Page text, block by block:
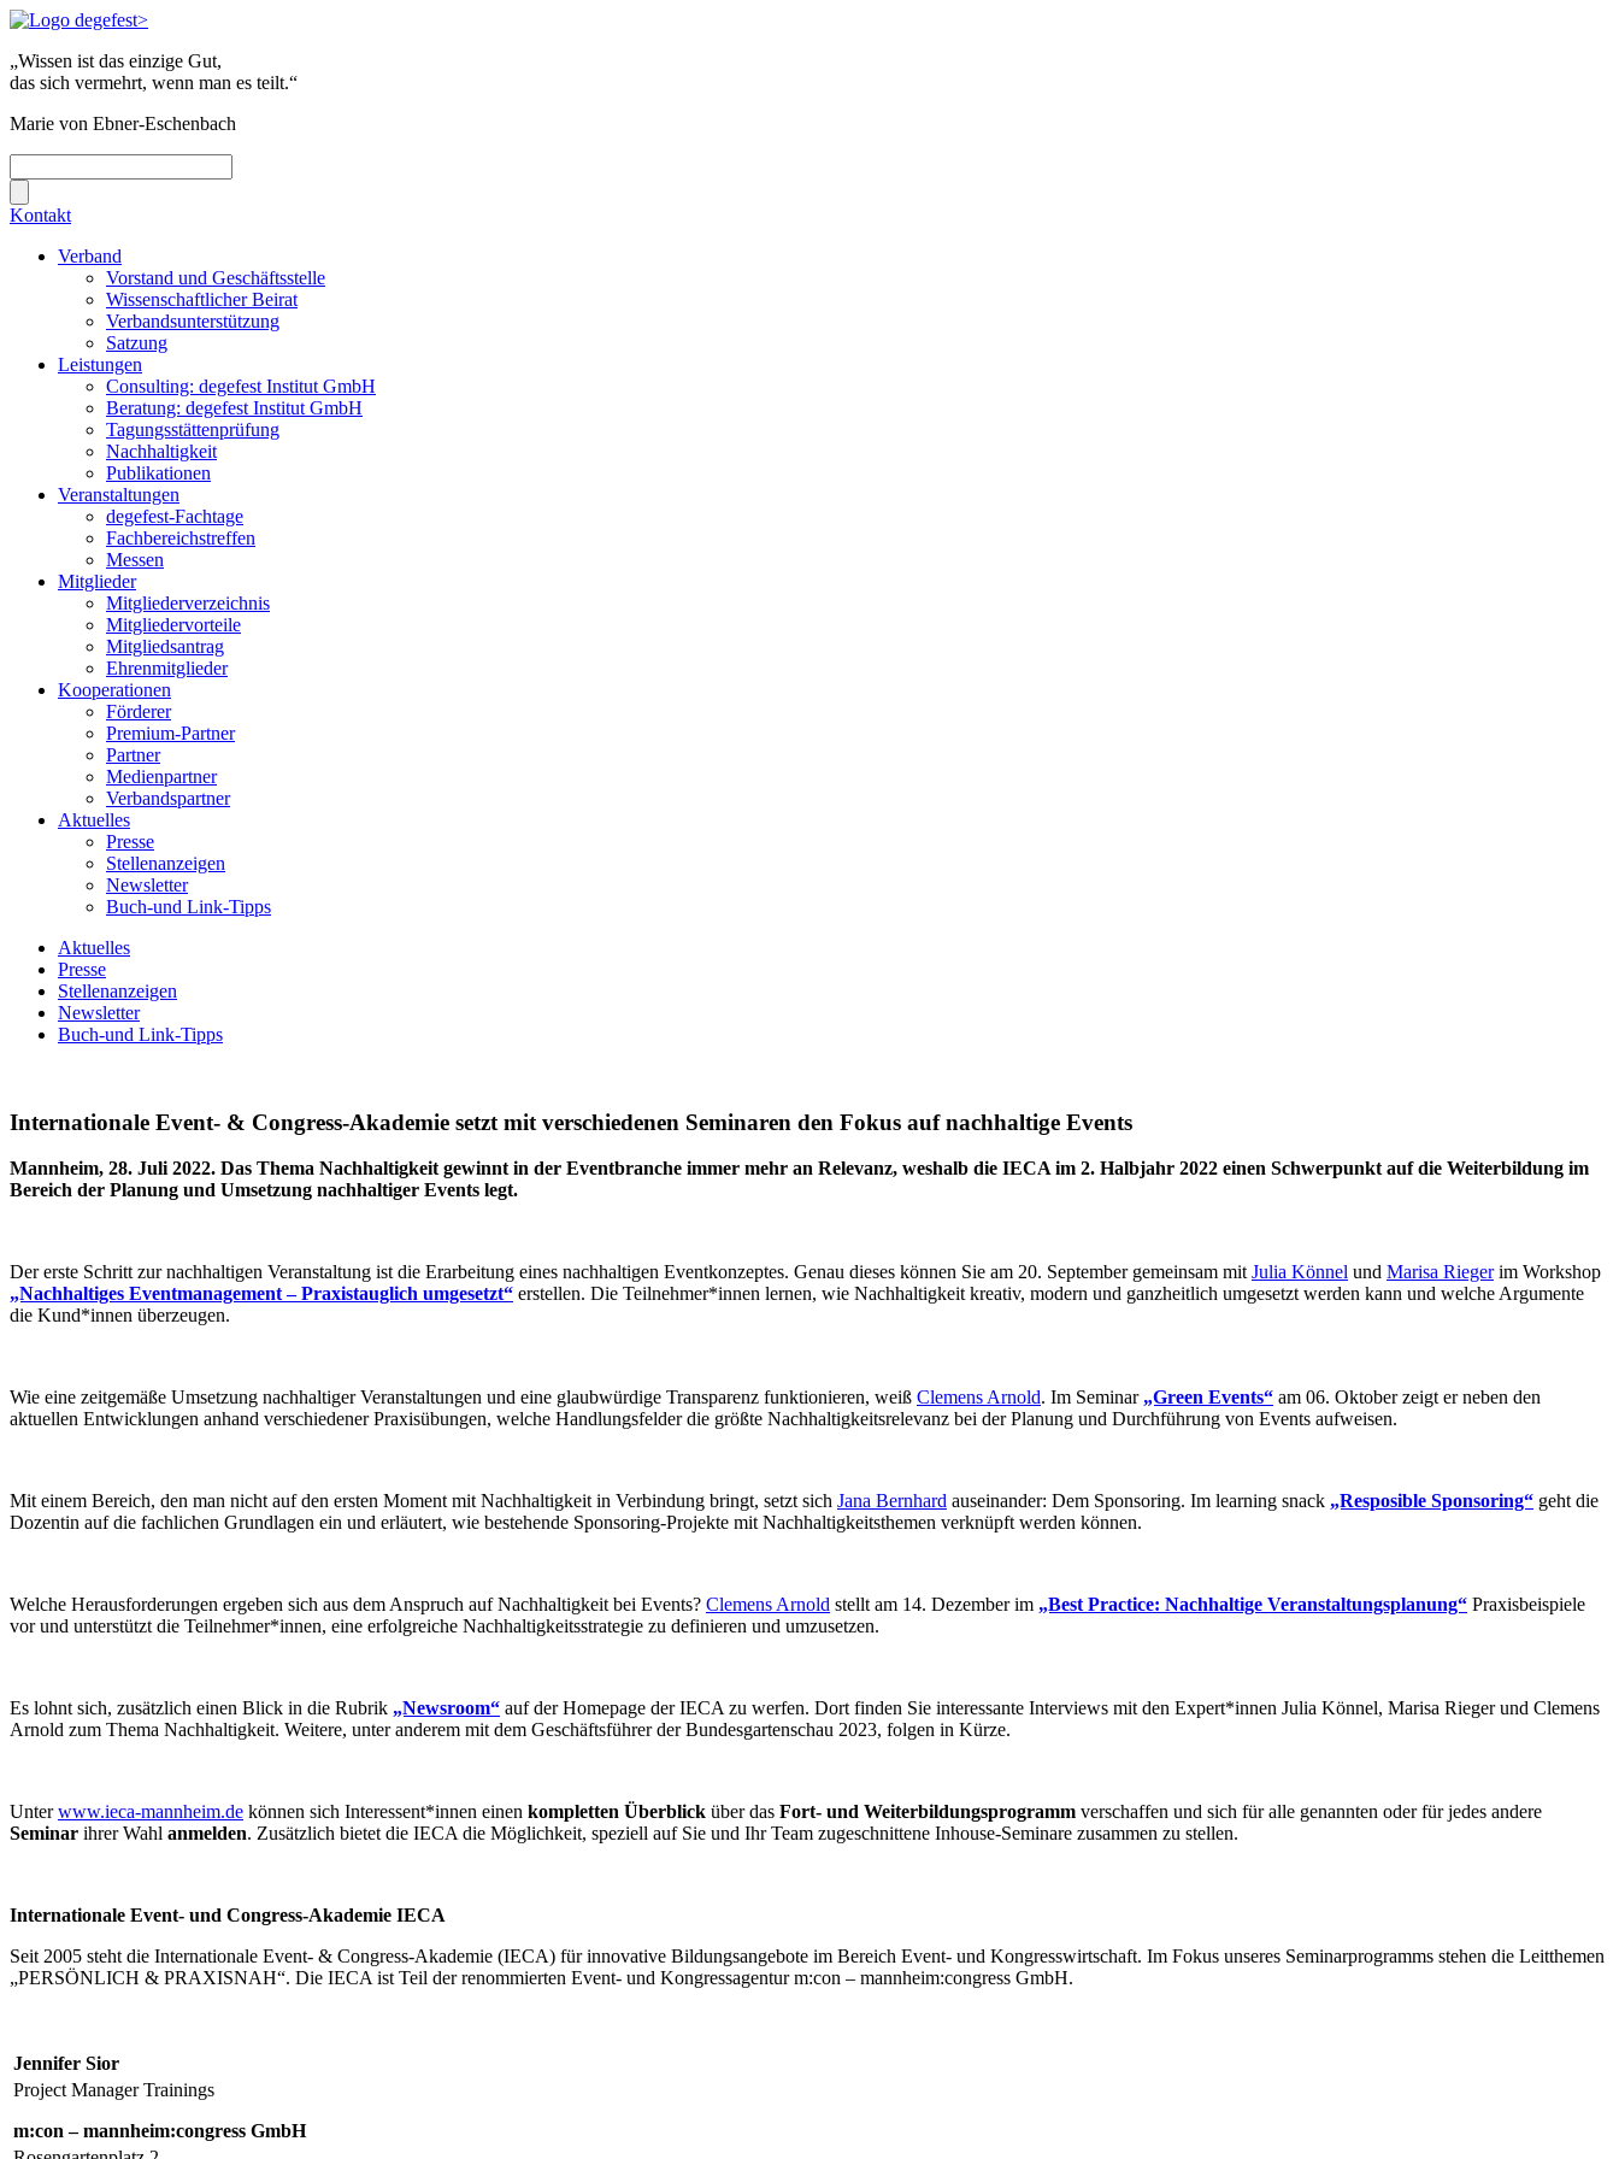
„Wissen ist das einzige Gut,
das sich vermehrt, wenn man es teilt.“
Marie von Ebner-Eschenbach
Kontakt
Verband
Vorstand und Geschäftsstelle
Wissenschaftlicher Beirat
Verbandsunterstützung
Satzung
Leistungen
Consulting: degefest Institut GmbH
Beratung: degefest Institut GmbH
Tagungsstättenprüfung
Nachhaltigkeit
Publikationen
Veranstaltungen
degefest-Fachtage
Fachbereichstreffen
Messen
Mitglieder
Mitgliederverzeichnis
Mitgliedervorteile
Mitgliedsantrag
Ehrenmitglieder
Kooperationen
Förderer
Premium-Partner
Partner
Medienpartner
Verbandspartner
Aktuelles
Presse
Stellenanzeigen
Newsletter
Buch-und Link-Tipps
Aktuelles
Presse
Stellenanzeigen
Newsletter
Buch-und Link-Tipps
Internationale Event- & Congress-Akademie setzt mit verschiedenen Seminaren den Fokus auf nachhaltige Events
Mannheim, 28. Juli 2022. Das Thema Nachhaltigkeit gewinnt in der Eventbranche immer mehr an Relevanz, weshalb die IECA im 2. Halbjahr 2022 einen Schwerpunkt auf die Weiterbildung im
Bereich der Planung und Umsetzung nachhaltiger Events legt.
Der erste Schritt zur nachhaltigen Veranstaltung ist die Erarbeitung eines nachhaltigen Eventkonzeptes. Genau dieses können Sie am 20. September gemeinsam mitJulia Könnel und Marisa Riegerim Workshop
„Nachhaltiges Eventmanagement – Praxistauglich umgesetzt“ erstellen. Die Teilnehmer*innen lernen, wie Nachhaltigkeit kreativ, modern und ganzheitlich umgesetzt werden kann und welche Argumente
die Kund*innen überzeugen.
Wie eine zeitgemäße Umsetzung nachhaltiger Veranstaltungen und eine glaubwürdige Transparenz funktionieren, weiß Clemens Arnold. Im Seminar „Green Events“ am 06. Oktober zeigt er neben den
aktuellen Entwicklungen anhand verschiedener Praxisübungen, welche Handlungsfelder die größte Nachhaltigkeitsrelevanz bei der Planung und Durchführung von Events aufweisen.
Mit einem Bereich, den man nicht auf den ersten Moment mit Nachhaltigkeit in Verbindung bringt, setzt sich Jana Bernhard auseinander: Dem Sponsoring. Im learning snack „Resposible Sponsoring“ geht die
Dozentin auf die fachlichen Grundlagen ein und erläutert, wie bestehende Sponsoring-Projekte mit Nachhaltigkeitsthemen verknüpft werden können.
Welche Herausforderungen ergeben sich aus dem Anspruch auf Nachhaltigkeit bei Events? Clemens Arnold stellt am 14. Dezember im „Best Practice: Nachhaltige Veranstaltungsplanung“ Praxisbeispiele
vor und unterstützt die Teilnehmer*innen, eine erfolgreiche Nachhaltigkeitsstrategie zu definieren und umzusetzen.
Es lohnt sich, zusätzlich einen Blick in die Rubrik „Newsroom“ auf der Homepage der IECA zu werfen. Dort finden Sie interessante Interviews mit den Expert*innen Julia Könnel, Marisa Rieger und Clemens
Arnold zum Thema Nachhaltigkeit. Weitere, unter anderem mit dem Geschäftsführer der Bundesgartenschau 2023, folgen in Kürze.
Unterwww.ieca-mannheim.de können sich Interessent*innen einen kompletten Überblick über das Fort- und Weiterbildungsprogramm verschaffen und sich für alle genannten oder für jedes andere
Seminar ihrer Wahl anmelden. Zusätzlich bietet die IECA die Möglichkeit, speziell auf Sie und Ihr Team zugeschnittene Inhouse-Seminare zusammen zu stellen.
Internationale Event- und Congress-Akademie IECA
Seit 2005 steht die Internationale Event- & Congress-Akademie (IECA) für innovative Bildungsangebote im Bereich Event- und Kongresswirtschaft. Im Fokus unseres Seminarprogramms stehen die Leitthemen
„PERSÖNLICH & PRAXISNAH“. Die IECA ist Teil der renommierten Event- und Kongressagentur m:con – mannheim:congress GmbH.
Jennifer Sior
Project Manager Trainings
m:con – mannheim:congress GmbH